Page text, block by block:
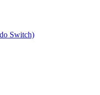
Switch)